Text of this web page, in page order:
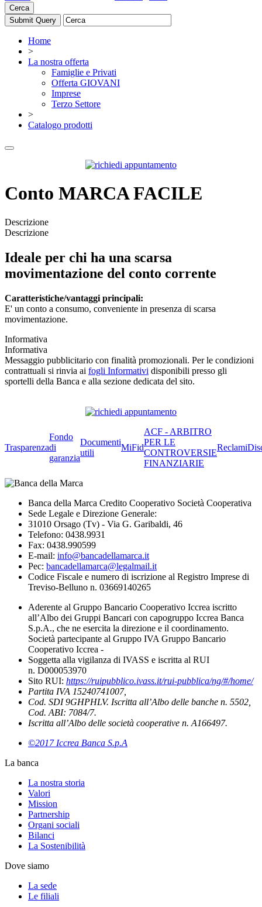
Cerca
Home
>
La nostra offerta
Famiglie e Privati
Offerta GIOVANI
Imprese
Terzo Settore
>
Catalogo prodotti
Conto MARCA FACILE
Descrizione
Descrizione
Ideale per chi ha una scarsa
movimentazione del conto corrente
Caratteristiche/vantaggi principali:
E' un conto a consumo, conveniente in presenza di scarsa
movimentazione.
Informativa
Informativa
Messaggio pubblicitario con finalità promozionali. Per le condizioni
contrattuali si rinvia ai fogli Informativi disponibili presso gli
sportelli della Banca e alla sezione dedicata del sito.
Trasparenza
Fondo
di
garanzia
Documenti
utili
MiFid
ACF - ARBITRO
PER LE
CONTROVERSIE
FINANZIARIE
Reclami
Banca della Marca Credito Cooperativo Società Cooperativa
Sede Legale e Direzione Generale:
31010 Orsago (Tv) - Via G. Garibaldi, 46
Telefono: 0438.9931
Fax: 0438.990599
E-mail: info@bancadellamarca.it
Pec: bancadellamarca@legalmail.it
Codice Fiscale e numero di iscrizione al Registro Imprese di
Treviso-Belluno n. 03669140265
Aderente al Gruppo Bancario Cooperativo Iccrea iscritto
all’Albo dei Gruppi Bancari con capogruppo Iccrea Banca
S.p.A., che ne esercita la direzione e il coordinamento.
Società partecipante al Gruppo IVA Gruppo Bancario
Cooperativo Iccrea -
Soggetta alla vigilanza di IVASS e iscritta al RUI
n. D000053970
Sito RUI: https://ruipubblico.ivass.it/rui-pubblica/ng/#/home/
Partita IVA 15240741007,
Cod. SDI 9GHPHLV. Iscritta all’Albo delle banche n. 5502,
Cod. ABI: 7084/7.
Iscritta all’Albo delle società cooperative n. A166497.
©2017 Iccrea Banca S.p.A
La banca
La nostra storia
Valori
Mission
Partnership
Organi sociali
Bilanci
La Sostenibilità
Dove siamo
La sede
Le filiali